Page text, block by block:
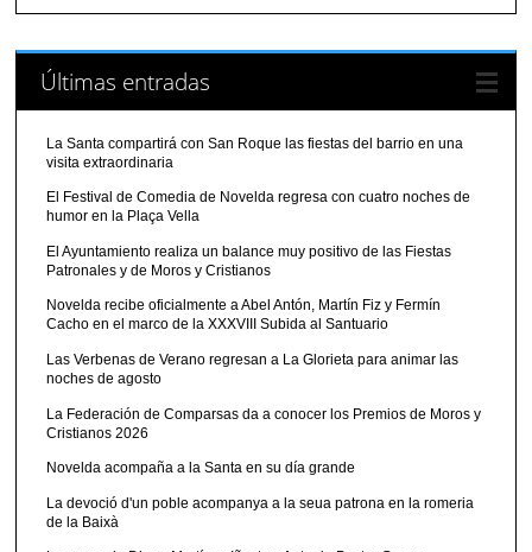
Últimas entradas
La Santa compartirá con San Roque las fiestas del barrio en una
visita extraordinaria
El Festival de Comedia de Novelda regresa con cuatro noches de
humor en la Plaça Vella
El Ayuntamiento realiza un balance muy positivo de las Fiestas
Patronales y de Moros y Cristianos
Novelda recibe oficialmente a Abel Antón, Martín Fiz y Fermín
Cacho en el marco de la XXXVIII Subida al Santuario
Las Verbenas de Verano regresan a La Glorieta para animar las
noches de agosto
La Federación de Comparsas da a conocer los Premios de Moros y
Cristianos 2026
Novelda acompaña a la Santa en su día grande
La devoció d'un poble acompanya a la seua patrona en la romeria
de la Baixà